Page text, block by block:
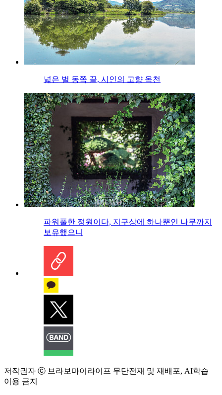
넓은 벌 동쪽 끝, 시인의 고향 옥천
파워풀한 정원이다, 지구상에 하나뿐인 나무까지
보유했으니
저작권자 ⓒ 브라보마이라이프 무단전재 및 재배포, AI학습
이용 금지